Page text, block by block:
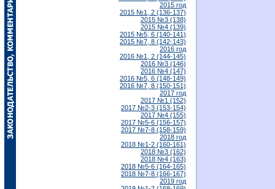
2015 год
2015 №1, 2 (136-137)
2015 №3 (138)
2015 №4 (139)
2015 №5, 6 (140-141)
2015 №7, 8 (142-143)
2016 год
2016 №1, 2 (144-145)
2016 №3 (146)
2016 №4 (147)
2016 №5, 6 (148-149)
2016 №7, 8 (150-151)
2017 год
2017 №1 (152)
2017 №2-3 (153-154)
2017 №4 (155)
2017 №5-6 (156-157)
2017 №7-8 (158-159)
2018 год
2018 №1-2 (160-161)
2018 №3 (162)
2018 №4 (163)
2018 №5-6 (164-165)
2018 №7-8 (166-167)
2019 год